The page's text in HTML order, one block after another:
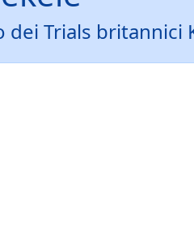
Trials britannici